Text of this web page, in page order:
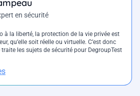
en sécurité
à la liberté, la protection de la vie privée est
qu’elle soit réelle ou virtuelle. C’est donc
les sujets de sécurité pour DegroupTest